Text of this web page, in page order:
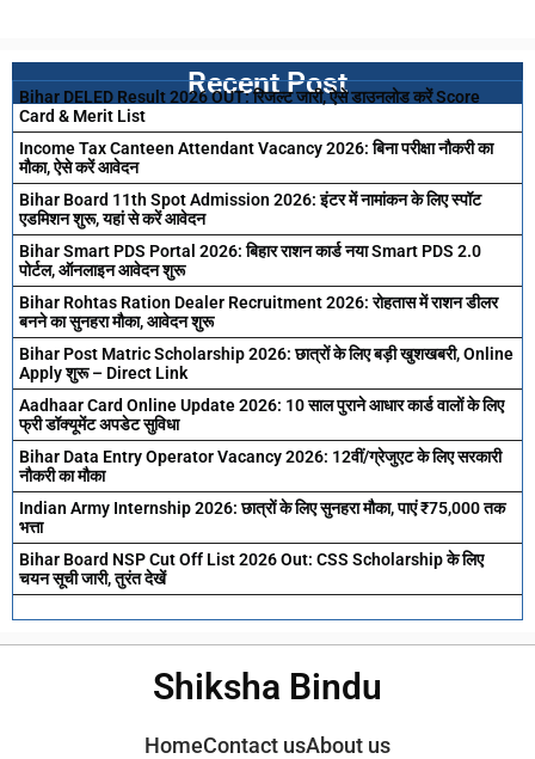
Recent Post
Bihar DELED Result 2026 OUT: रिजल्ट जारी, ऐसे डाउनलोड करें Score
Card & Merit List
Income Tax Canteen Attendant Vacancy 2026: बिना परीक्षा नौकरी का
मौका, ऐसे करें आवेदन
Bihar Board 11th Spot Admission 2026: इंटर में नामांकन के लिए स्पॉट
एडमिशन शुरू, यहां से करें आवेदन
Bihar Smart PDS Portal 2026: बिहार राशन कार्ड नया Smart PDS 2.0
पोर्टल, ऑनलाइन आवेदन शुरू
Bihar Rohtas Ration Dealer Recruitment 2026: रोहतास में राशन डीलर
बनने का सुनहरा मौका, आवेदन शुरू
Bihar Post Matric Scholarship 2026: छात्रों के लिए बड़ी खुशखबरी, Online
Apply शुरू – Direct Link
Aadhaar Card Online Update 2026: 10 साल पुराने आधार कार्ड वालों के लिए
फ्री डॉक्यूमेंट अपडेट सुविधा
Bihar Data Entry Operator Vacancy 2026: 12वीं/ग्रेजुएट के लिए सरकारी
नौकरी का मौका
Indian Army Internship 2026: छात्रों के लिए सुनहरा मौका, पाएं ₹75,000 तक
भत्ता
Bihar Board NSP Cut Off List 2026 Out: CSS Scholarship के लिए
चयन सूची जारी, तुरंत देखें
Shiksha Bindu
HomeContact usAbout us